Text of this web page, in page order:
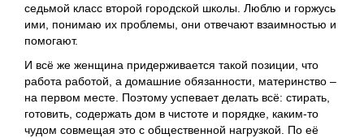
седьмой класс второй городской школы. Люблю и горжусь
ими, понимаю их проблемы, они отвечают взаимностью и
помогают.
И всё же женщина придерживается такой позиции, что
работа работой, а домашние обязанности, материнство ‒
на первом месте. Поэтому успевает делать всё: стирать,
готовить, содержать дом в чистоте и порядке, каким-то
чудом совмещая это с общественной нагрузкой. По её